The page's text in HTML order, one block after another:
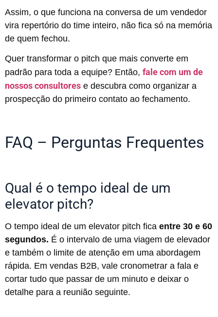
Assim, o que funciona na conversa de um vendedor
vira repertório do time inteiro, não fica só na memória
de quem fechou.
Quer transformar o pitch que mais converte em
padrão para toda a equipe? Então, fale com um de
nossos consultores e descubra como organizar a
prospecção do primeiro contato ao fechamento.
FAQ – Perguntas Frequentes
Qual é o tempo ideal de um
elevator pitch?
O tempo ideal de um elevator pitch fica entre 30 e 60
segundos. É o intervalo de uma viagem de elevador
e também o limite de atenção em uma abordagem
rápida. Em vendas B2B, vale cronometrar a fala e
cortar tudo que passar de um minuto e deixar o
detalhe para a reunião seguinte.